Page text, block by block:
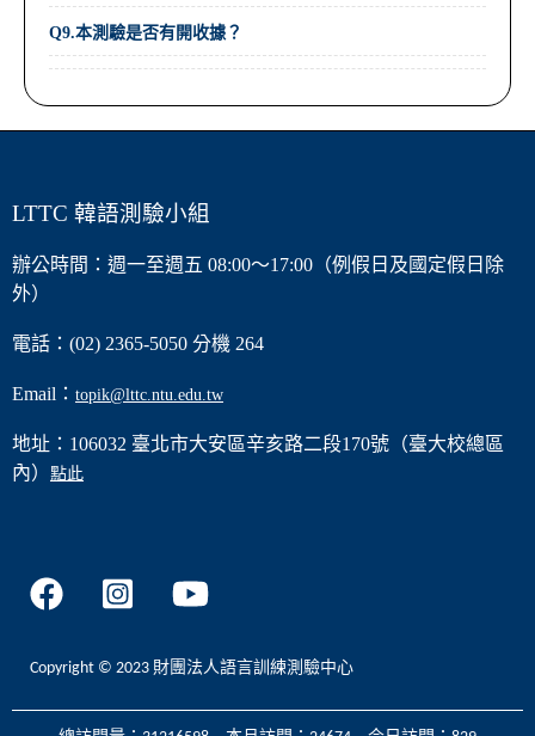
Q9.本測驗是否有開收據？
LTTC 韓語測驗小組
辦公時間：週一至週五 08:00～17:00（例假日及國定假日除
外）
電話：(02) 2365-5050 分機 264
Email： topik@lttc.ntu.edu.tw
地址：106032 臺北市大安區辛亥路二段170號（臺大校總區
內） 點此
Copyright © 2023 財團法人語言訓練測驗中心